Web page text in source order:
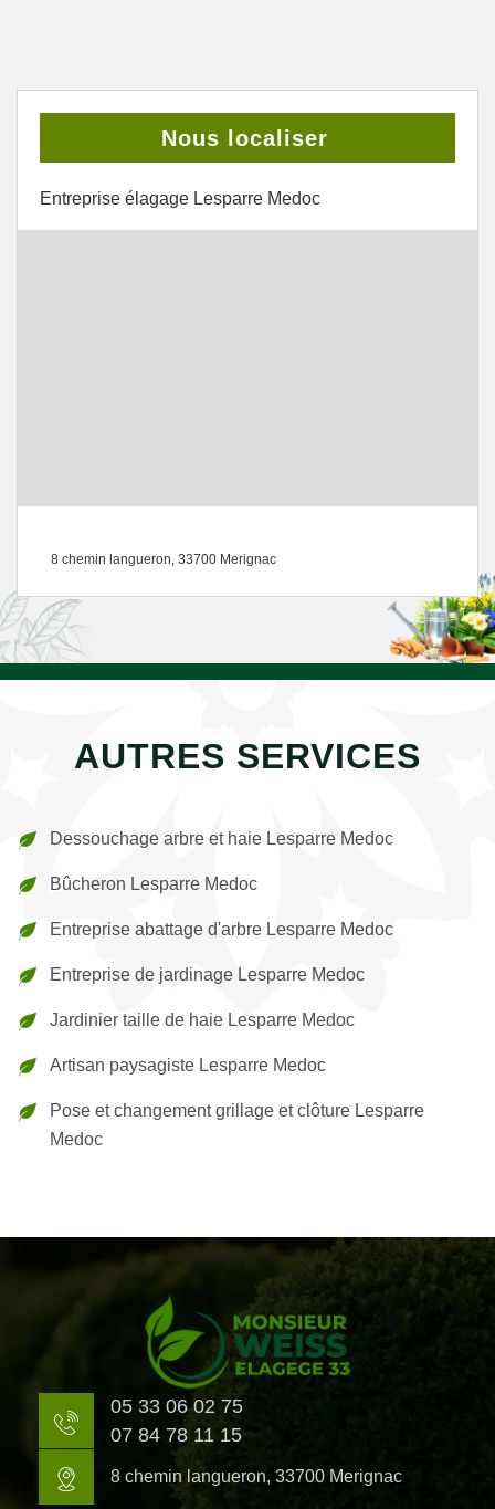
Nous localiser
Entreprise élagage Lesparre Medoc
8 chemin langueron, 33700 Merignac
AUTRES SERVICES
Dessouchage arbre et haie Lesparre Medoc
Bûcheron Lesparre Medoc
Entreprise abattage d'arbre Lesparre Medoc
Entreprise de jardinage Lesparre Medoc
Jardinier taille de haie Lesparre Medoc
Artisan paysagiste Lesparre Medoc
Pose et changement grillage et clôture Lesparre
Medoc
05 33 06 02 75
07 84 78 11 15
8 chemin langueron, 33700 Merignac